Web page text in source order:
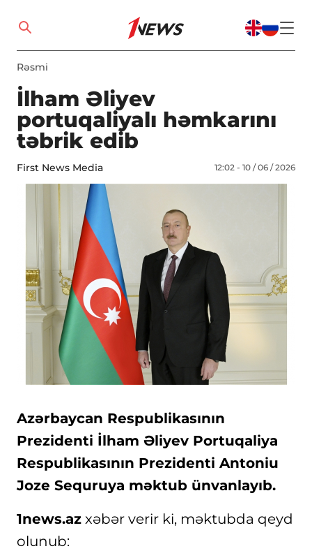
Rəsmi
İlham Əliyev
portuqaliyalı həmkarını
təbrik edib
First News Media 12:02 - 10 / 06 / 2026
Azərbaycan Respublikasının
Prezidenti İlham Əliyev Portuqaliya
Respublikasının Prezidenti Antoniu
Joze Sequruya məktub ünvanlayıb.
1news.az xəbər verir ki, məktubda qeyd
olunub: